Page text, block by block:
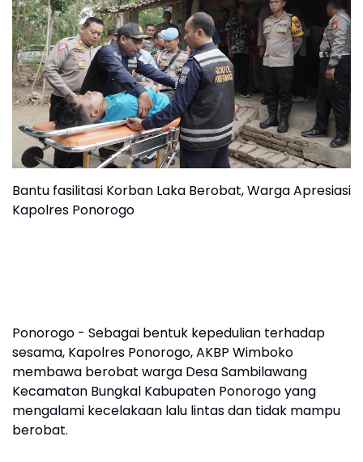
Bantu fasilitasi Korban Laka Berobat, Warga Apresiasi
Kapolres Ponorogo
Ponorogo - Sebagai bentuk kepedulian terhadap
sesama, Kapolres Ponorogo, AKBP Wimboko
membawa berobat warga Desa Sambilawang
Kecamatan Bungkal Kabupaten Ponorogo yang
mengalami kecelakaan lalu lintas dan tidak mampu
berobat.